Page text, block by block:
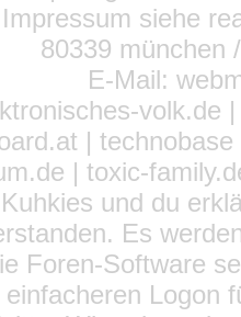
siehe
80339 münchen
E-Mail:
volk.de
|
| toxic-
und du
Es
Foren-Software
Logon